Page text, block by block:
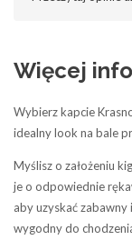
Więcej
Wybierz kapcie
idealny look na bale
Myślisz o założeniu
je o odpowiednie
aby uzyskać
wygodny do